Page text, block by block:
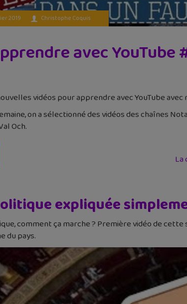
2019 Christophe Coquis
avec YouTube
vidéos pour apprendre avec YouTube
on a sélectionné des vidéos des chaînes
Och.
La
expliquée
comment ça marche ? Première vidéo de
du pays.